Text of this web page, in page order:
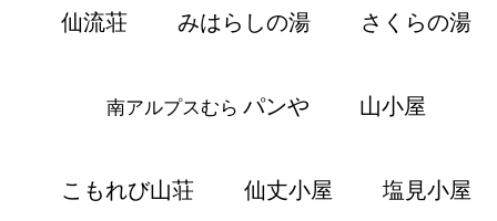
仙流荘 みはらしの湯 さくらの湯
南アルプスむら パンや 山小屋
こもれび山荘 仙丈小屋 塩見小屋